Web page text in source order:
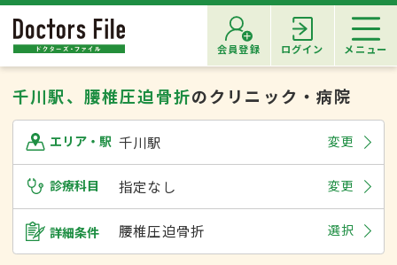
会員登録 ログイン メニュー
千川駅、腰椎圧迫骨折のクリニック・病院
エリア・駅 千川駅 変更
診療科目 指定なし 変更
詳細条件 腰椎圧迫骨折 選択